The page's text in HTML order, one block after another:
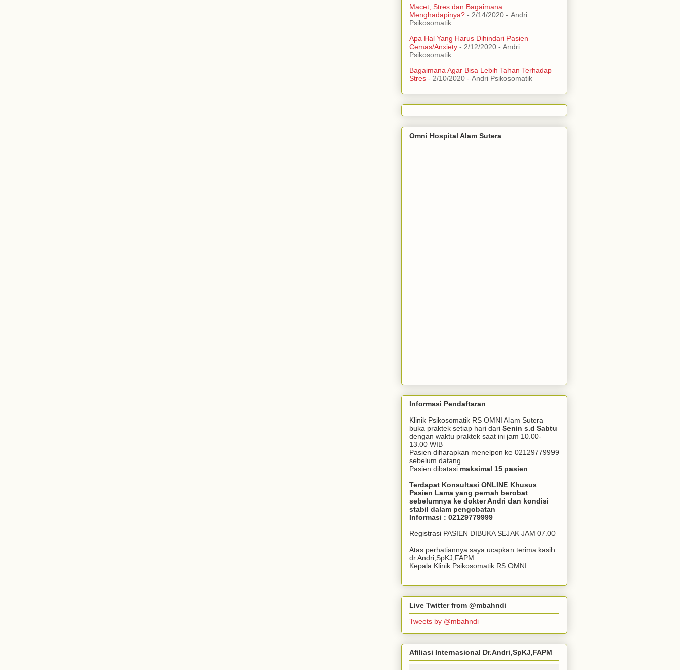
Macet, Stres dan Bagaimana
Menghadapinya? - 2/14/2020 - Andri
Psikosomatik
Apa Hal Yang Harus Dihindari Pasien
Cemas/Anxiety - 2/12/2020 - Andri
Psikosomatik
Bagaimana Agar Bisa Lebih Tahan Terhadap
Stres - 2/10/2020 - Andri Psikosomatik
Omni Hospital Alam Sutera
Informasi Pendaftaran
Klinik Psikosomatik RS OMNI Alam Sutera
buka praktek setiap hari dari Senin s.d Sabtu
dengan waktu praktek saat ini jam 10.00-
13.00 WIB
Pasien diharapkan menelpon ke 02129779999
sebelum datang
Pasien dibatasi maksimal 15 pasien
Terdapat Konsultasi ONLINE Khusus
Pasien Lama yang pernah berobat
sebelumnya ke dokter Andri dan kondisi
stabil dalam pengobatan
Informasi : 02129779999
Registrasi PASIEN DIBUKA SEJAK JAM 07.00
Atas perhatiannya saya ucapkan terima kasih
dr.Andri,SpKJ,FAPM
Kepala Klinik Psikosomatik RS OMNI
Live Twitter from @mbahndi
Tweets by @mbahndi
Afiliasi Internasional Dr.Andri,SpKJ,FAPM